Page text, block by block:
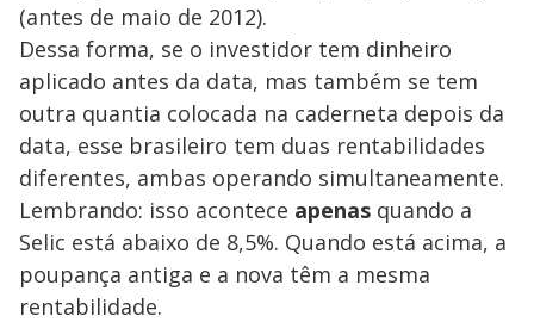
(antes de maio de 2012).
Dessa forma, se o investidor tem dinheiro
aplicado antes da data, mas também se tem
outra quantia colocada na caderneta depois da
data, esse brasileiro tem duas rentabilidades
diferentes, ambas operando simultaneamente.
Lembrando: isso acontece apenas quando a
Selic está abaixo de 8,5%. Quando está acima, a
poupança antiga e a nova têm a mesma
rentabilidade.